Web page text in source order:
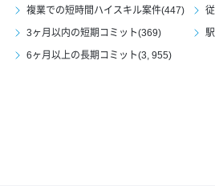
複業での短時間ハイスキル案件(447)
3ヶ月以内の短期コミット(369)
6ヶ月以上の長期コミット(3, 955)